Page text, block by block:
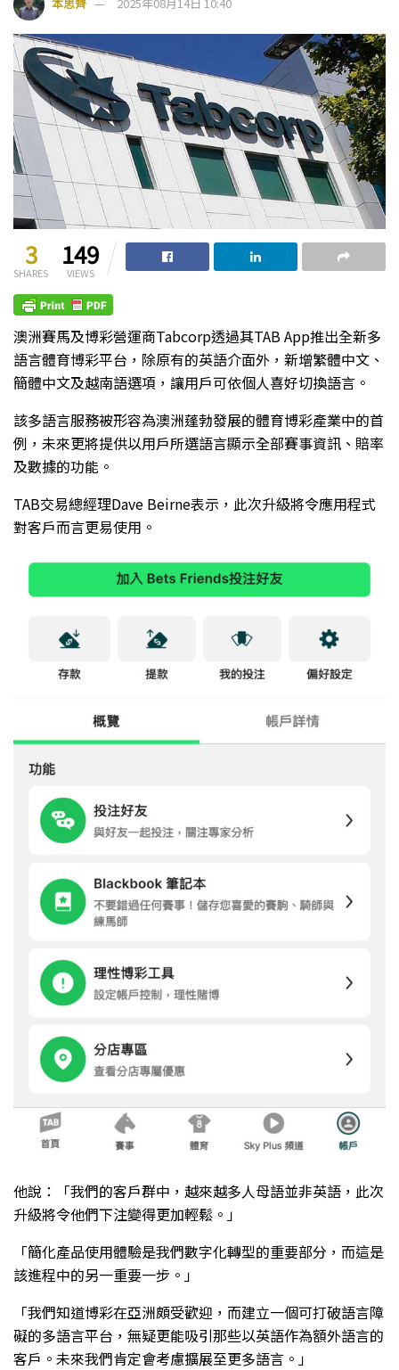
3
SHARES
149
VIEWS
澳洲賽馬及博彩營運商Tabcorp透過其TAB App推出全新多
語言體育博彩平台，除原有的英語介面外，新增繁體中文、
簡體中文及越南語選項，讓用戶可依個人喜好切換語言。
該多語言服務被形容為澳洲蓬勃發展的體育博彩產業中的首
例，未來更將提供以用戶所選語言顯示全部賽事資訊、賠率
及數據的功能。
TAB交易總經理Dave Beirne表示，此次升級將令應用程式
對客戶而言更易使用。
他說：「我們的客戶群中，越來越多人母語並非英語，此次
升級將令他們下注變得更加輕鬆。」
「簡化產品使用體驗是我們數字化轉型的重要部分，而這是
該進程中的另一重要一步。」
「我們知道博彩在亞洲頗受歡迎，而建立一個可打破語言障
礙的多語言平台，無疑更能吸引那些以英語作為額外語言的
客戶。未來我們肯定會考慮擴展至更多語言。」